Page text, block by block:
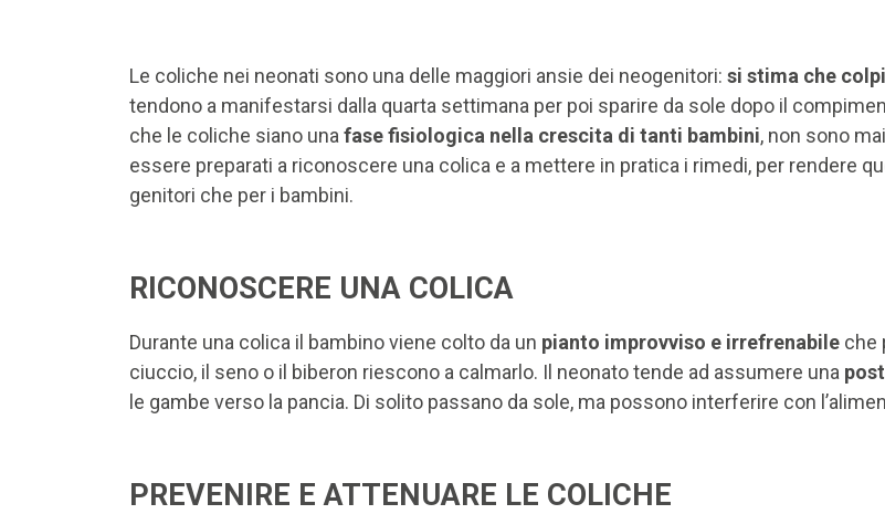
Le coliche nei neonati sono una delle maggiori ansie dei neogenitori: si stima che
tendono a manifestarsi dalla quarta settimana per poi sparire da sole dopo il
che le coliche siano una fase fisiologica nella crescita di tanti bambini, non sono
essere preparati a riconoscere una colica e a mettere in pratica i rimedi, per rendere
genitori che per i bambini.
RICONOSCERE UNA COLICA
Durante una colica il bambino viene colto da un pianto improvviso e irrefrenabile che
ciuccio, il seno o il biberon riescono a calmarlo. Il neonato tende ad assumere una
le gambe verso la pancia. Di solito passano da sole, ma possono interferire con
PREVENIRE E ATTENUARE LE COLICHE